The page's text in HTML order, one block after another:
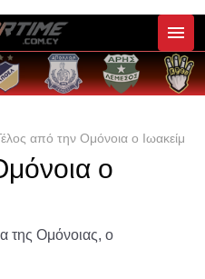
από την Ομόνοια ο Ιωακείμ
ο
της Ομόνοιας, ο